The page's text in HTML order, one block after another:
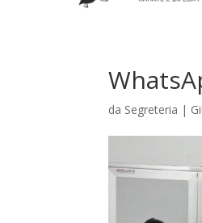
da Segreteria |